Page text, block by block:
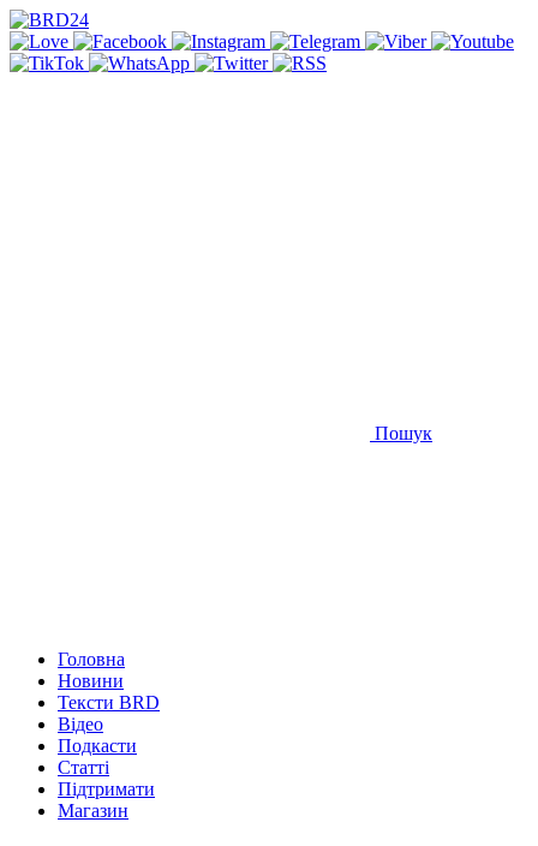
Пошук
Головна
Новини
Тексти BRD
Відео
Подкасти
Статті
Підтримати
Магазин